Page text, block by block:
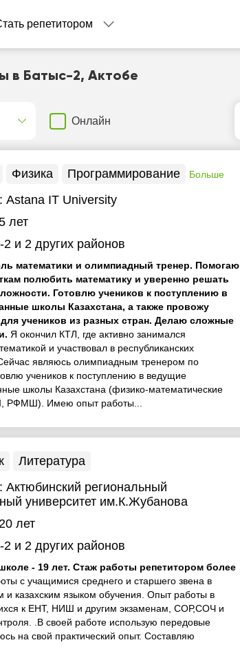
репетитором
в Батыс-2, Актобе
Онлайн
Физика Программирование Больше
Astana IT University
лет
2и 2 других районов
математики и олимпиадный тренер. Помогаю
полюбить математику и уверенно решать
Готовлю учеников к поступлению в
школы Казахстана, а также провожу
для учеников из разных стран. Делаю сложные
Я окончил КТЛ, где активно занимался
и участвовал в республиканских
являюсь олимпиадным тренером по
учеников к поступлению в ведущие
школы Казахстана (физико-математические
РФМШ). Имею опыт работы...
Литература
Актюбинский региональный
университет им.К.Жубанова
лет
2и 2 других районов
- 19 лет. Стаж работы репетитором более
с учащимися среднего и старшего звена в
и казахским языком обучения. Опыт работы в
к ЕНТ, НИШ и другим экзаменам, СОР,СОЧ и
.В своей работе использую передовые
на свой практический опыт. Составляю